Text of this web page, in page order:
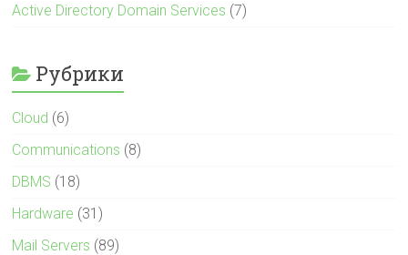
Active Directory Domain Services (7)
Рубрики
Cloud (6)
Communications (8)
DBMS (18)
Hardware (31)
Mail Servers (89)